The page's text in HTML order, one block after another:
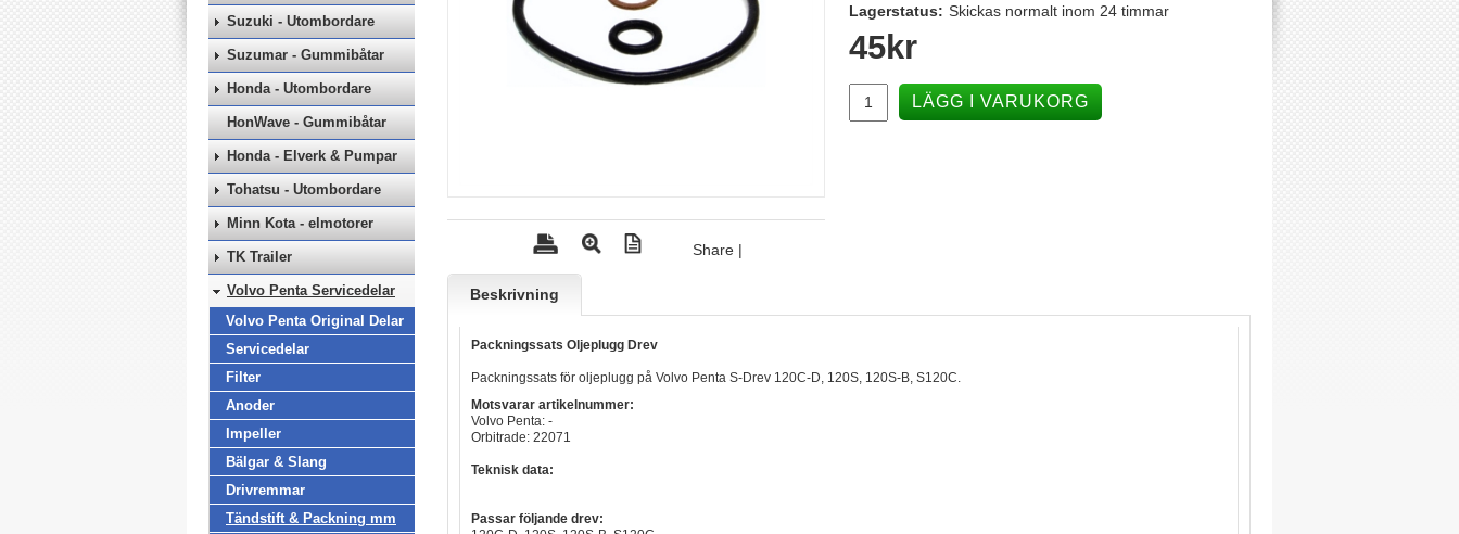
Suzuki - Utombordare
Suzumar - Gummibåtar
Honda - Utombordare
HonWave - Gummibåtar
Honda - Elverk & Pumpar
Tohatsu - Utombordare
Minn Kota - elmotorer
TK Trailer
Volvo Penta Servicedelar
Volvo Penta Original Delar
Servicedelar
Filter
Anoder
Impeller
Bälgar & Slang
Drivremmar
Tändstift & Packning mm
Share |
Lagerstatus: Skickas normalt inom 24 timmar
45kr
LÄGG I VARUKORG
Beskrivning
Packningssats Oljeplugg Drev
Packningssats för oljeplugg på Volvo Penta S-Drev 120C-D, 120S, 120S-B, S120C.
Motsvarar artikelnummer:
Volvo Penta: -
Orbitrade: 22071
Teknisk data:
Passar följande drev: